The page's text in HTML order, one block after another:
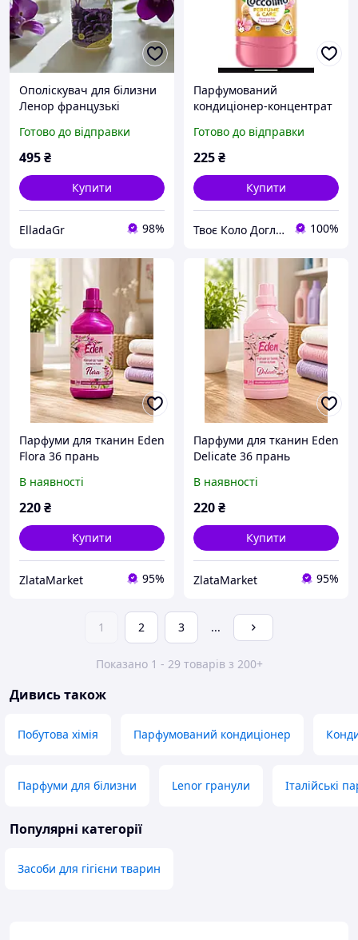
Ополіскувач для білизни
Ленор французькі
Готово до відправки
495₴
Купити
ElladaGr 98%
Парфумований
кондиціонер-концентрат
Perfume & Care (1288 мл /
56 прань)
Готово до відправки
225₴
Купити
Твоє Коло Догляду 🤞 100%
Парфуми для тканин Eden
Flora 36 прань
ароматизатор для
білизни
В наявності
220₴
Купити
ZlataMarket 95%
Парфуми для тканин Eden
Delicate 36 прань
ароматизатор для
білизни
В наявності
220₴
Купити
ZlataMarket 95%
1 2 3 ...
Показано 1 - 29 товарів з 200+
Дивись також
Побутова хімія Парфумований кондиціонер
Парфуми для білизни Lenor гранули Італійські
Популярні категорії
Засоби для гігієни тварин